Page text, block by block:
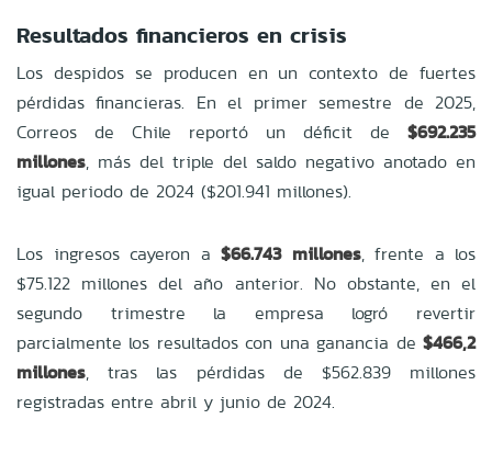
Resultados financieros en crisis
Los despidos se producen en un contexto de fuertes
pérdidas financieras. En el primer semestre de 2025,
Correos de Chile reportó un déficit de $692.235
millones, más del triple del saldo negativo anotado en
igual periodo de 2024 ($201.941 millones).
Los ingresos cayeron a $66.743 millones, frente a los
$75.122 millones del año anterior. No obstante, en el
segundo trimestre la empresa logró revertir
parcialmente los resultados con una ganancia de $466,2
millones, tras las pérdidas de $562.839 millones
registradas entre abril y junio de 2024.